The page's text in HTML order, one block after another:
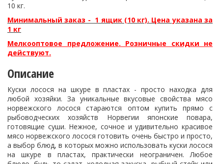
10 кг.
Минимальный заказ - 1 ящик (10 кг). Цена указана за
1 кг
Мелкооптовое предложение. Розничные скидки не
действуют.
Описание
Куски лосося на шкуре в пластах - просто находка для
любой хозяйки. За уникальные вкусовые свойства мясо
норвежского лосося стараются оптом купить прямо с
рыбоводческих хозяйств Норвегии японские повара,
готовящие суши. Нежное, сочное и удивительно красивое
мясо норвежского лосося готовить очень быстро и просто,
а выбор блюд, в которых можно использовать куски лосося
на шкуре в пластах, практически неограничен. Любое